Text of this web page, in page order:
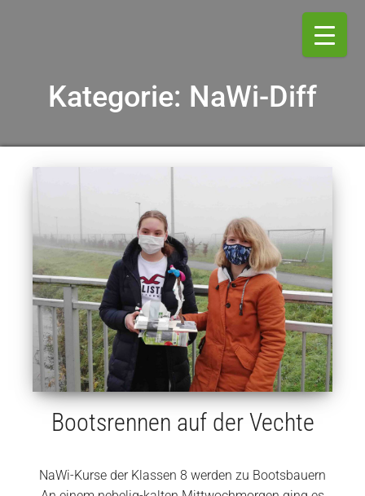
Kategorie: NaWi-Diff
Bootsrennen auf der Vechte
NaWi-Kurse der Klassen 8 werden zu Bootsbauern